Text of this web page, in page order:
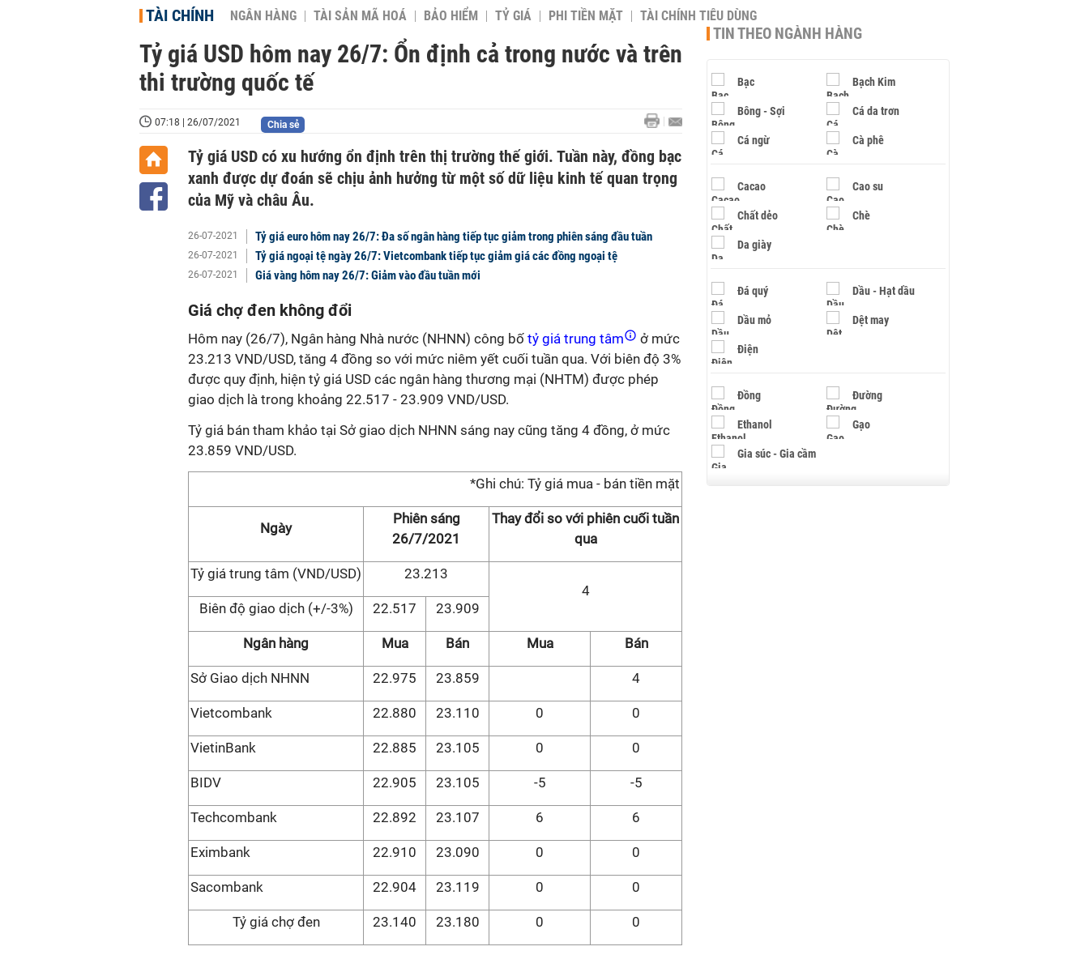
TÀI CHÍNH NGÂN HÀNG TÀI SẢN MÃ HOÁ BẢO HIỂM TỶ GIÁ PHI TIỀN MẶT TÀI CHÍNH TIÊU DÙNG
Tỷ giá USD hôm nay 26/7: Ổn định cả trong nước và trên
thi trường quốc tế
07:18 | 26/07/2021 Chia sẻ
Tỷ giá USD có xu hướng ổn định trên thị trường thế giới. Tuần này, đồng bạc
xanh được dự đoán sẽ chịu ảnh hưởng từ một số dữ liệu kinh tế quan trọng
của Mỹ và châu Âu.
26-07-2021 Tỷ giá euro hôm nay 26/7: Đa số ngân hàng tiếp tục giảm trong phiên sáng đầu tuần
26-07-2021 Tỷ giá ngoại tệ ngày 26/7: Vietcombank tiếp tục giảm giá các đồng ngoại tệ
26-07-2021 Giá vàng hôm nay 26/7: Giảm vào đầu tuần mới
Giá chợ đen không đổi
Hôm nay (26/7), Ngân hàng Nhà nước (NHNN) công bố tỷ giá trung tâm
ở mức
23.213 VND/USD, tăng 4 đồng so với mức niêm yết cuối tuần qua. Với biên độ 3%
được quy định, hiện tỷ giá USD các ngân hàng thương mại (NHTM) được phép
giao dịch là trong khoảng 22.517 - 23.909 VND/USD.
Tỷ giá bán tham khảo tại Sở giao dịch NHNN sáng nay cũng tăng 4 đồng, ở mức
23.859 VND/USD.
*Ghi chú: Tỷ giá mua - bán tiền mặt
Ngày
Phiên sáng
26/7/2021
Thay đổi so với phiên cuối tuần
qua
Tỷ giá trung tâm (VND/USD)
23.213
4
Biên độ giao dịch (+/-3%)
22.517 23.909
Ngân hàng Mua Bán Mua Bán
Sở Giao dịch NHNN 22.975 23.859 4
Vietcombank 22.880 23.110 0 0
VietinBank 22.885 23.105 0 0
BIDV 22.905 23.105 -5 -5
Techcombank 22.892 23.107 6 6
Eximbank 22.910 23.090 0 0
Sacombank 22.904 23.119 0 0
Tỷ giá chợ đen 23.140 23.180 0 0
TIN THEO NGÀNH HÀNG
Bạc Bạch Kim
Bông - Sợi Cá da trơn
Cá ngừ Cà phê
Cacao Cao su
Chất dẻo Chè
Da giày
Đá quý Dầu - Hạt dầu
Dầu mỏ Dệt may
Điện
Đồng Đường
Ethanol Gạo
Gia súc - Gia cầm